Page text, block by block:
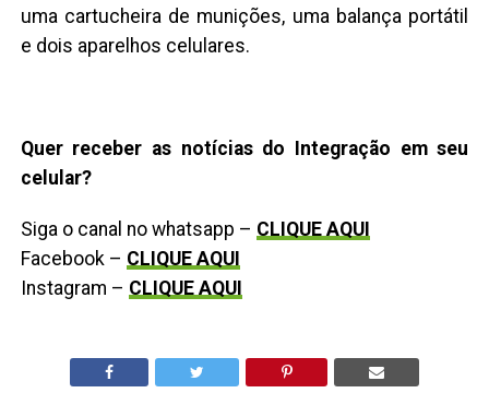
uma cartucheira de munições, uma balança portátil
e dois aparelhos celulares.
Quer receber as notícias do Integração em seu
celular?
Siga o canal no whatsapp – CLIQUE AQUI
Facebook – CLIQUE AQUI
Instagram – CLIQUE AQUI